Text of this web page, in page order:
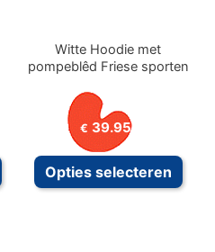
Dit
product
Witte Hoodie met
pompeblêd Friese sporten
€ 39.95
Opties selecteren
Dit